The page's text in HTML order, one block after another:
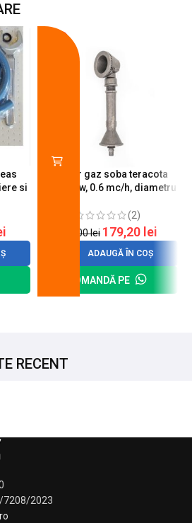
si
Arzator gaz soba teracota
A600, 6 kw, 0.6 mc/h, diametru
(2)
200,00lei 179,20 lei
ADAUGĂ ÎN COȘ
COMANDĂ PE
RECENT
7208/2023